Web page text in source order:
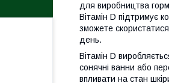
для виробництва
Вітамін D підтримує
зможете
день.
Вітамін D
сонячні ванни або
впливати на стан